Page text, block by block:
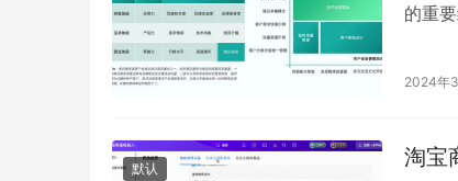
的重
2024年
默认 淘宝